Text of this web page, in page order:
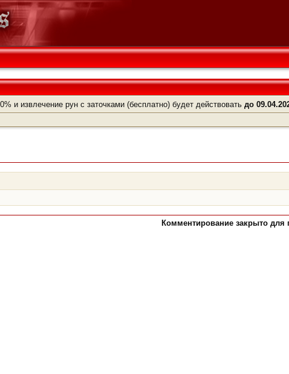
и извлечение рун с заточками (бесплатно) будет действоватьдо
Комментирование закрыто для